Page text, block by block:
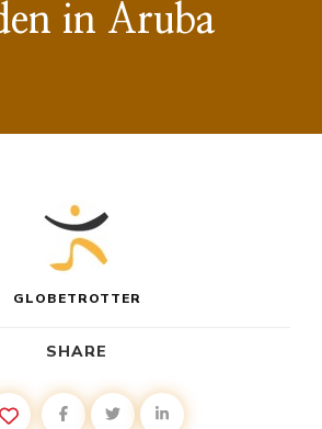
in Aruba
GLOBETROTTER
SHARE